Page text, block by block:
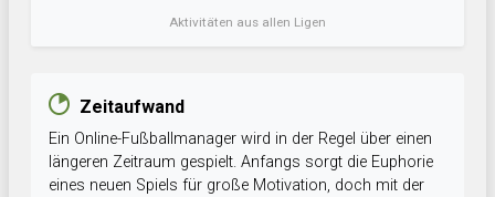
Aktivitäten aus allen Ligen
Zeitaufwand
Ein Online-Fußballmanager wird in der Regel über einen
längeren Zeitraum gespielt. Anfangs sorgt die Euphorie
eines neuen Spiels für große Motivation, doch mit der